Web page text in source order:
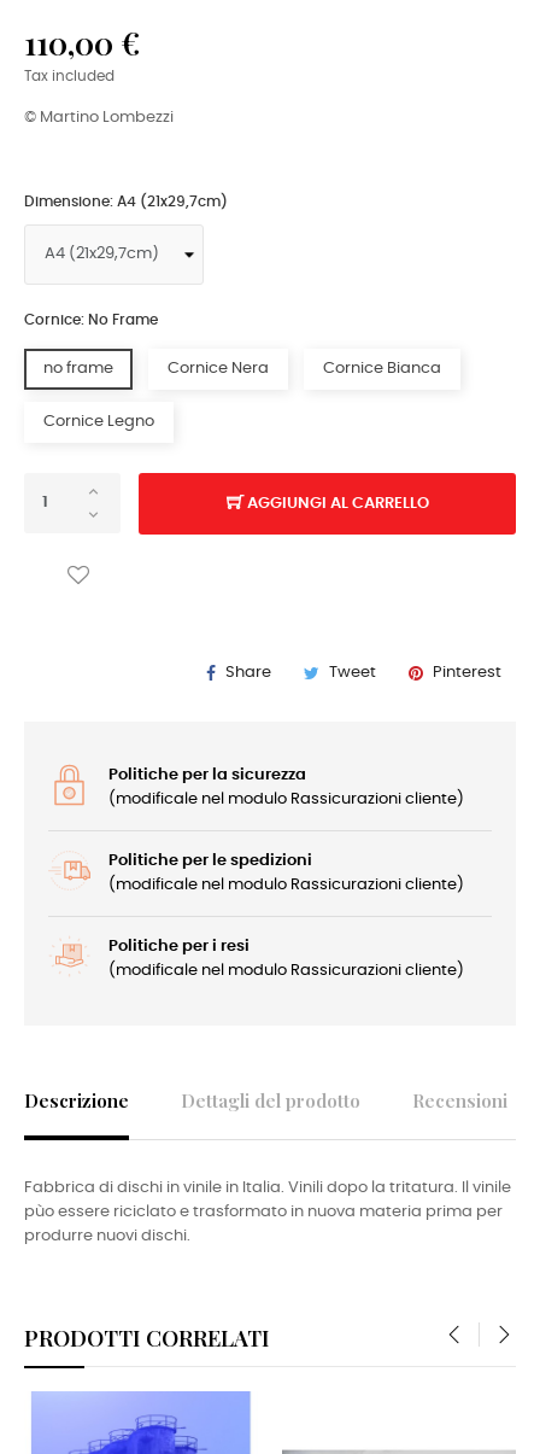
110,00 €
Tax included
© Martino Lombezzi
Dimensione: A4 (21x29,7cm)
Cornice: No Frame
no frame Cornice Nera Cornice Bianca
Cornice Legno
AGGIUNGI AL CARRELLO
Share Tweet Pinterest
Politiche per la sicurezza
(modificale nel modulo Rassicurazioni cliente)
Politiche per le spedizioni
(modificale nel modulo Rassicurazioni cliente)
Politiche per i resi
(modificale nel modulo Rassicurazioni cliente)
Descrizione Dettagli del prodotto Recensioni
Fabbrica di dischi in vinile in Italia. Vinili dopo la tritatura. Il vinile
pùo essere riciclato e trasformato in nuova materia prima per
produrre nuovi dischi.
PRODOTTI CORRELATI